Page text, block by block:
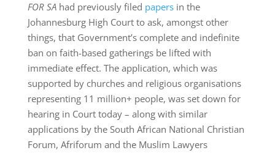
FOR SAhad previously filed papersin the
Johannesburg High Court to ask, amongst other
things, that Government’s complete and indefinite
ban on faith-based gatherings be lifted with
immediate effect. The application, which was
supported by churches and religious organisations
representing 11 million+ people, was set down for
hearing in Court today – along with similar
applications by the South African National Christian
Forum, Afriforum and the Muslim Lawyers